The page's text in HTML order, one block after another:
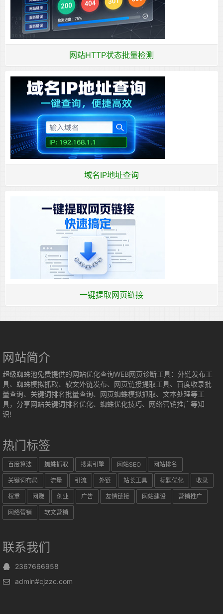
网站HTTP状态批量检测
域名IP地址查询
一键提取网页链接
网站简介
超级蜘蛛池免费提供的网站优化查询WEB网页诊断工具：外链发布工
具、蜘蛛模拟抓取、软文外链发布、网页链接提取工具、百度收录批
量查询、关键词排名批量查询、网页蜘蛛模拟抓取、文本处理等工
具，分享网站关键词排名优化、蜘蛛优化技巧、网络营销推广等知
识!
热门标签
百度算法 蜘蛛抓取 搜索引擎 网站SEO 网站排名
关键词布局 流量 引流 外链 站长工具 标题优化 收录
权重 网赚 创业 广告 友情链接 网站建设 营销推广
网络营销 软文营销
联系我们
2367666958
admin#cjzzc.com